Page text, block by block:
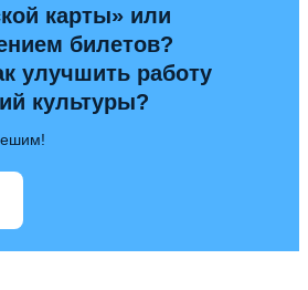
карты» или
билетов?
улучшить работу
культуры?